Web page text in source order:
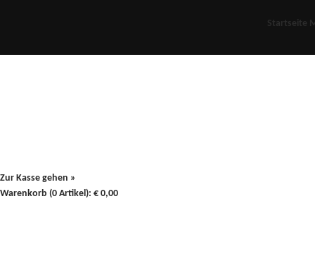
Startseite
Zur Kasse gehen »
Warenkorb (0 Artikel): € 0,00